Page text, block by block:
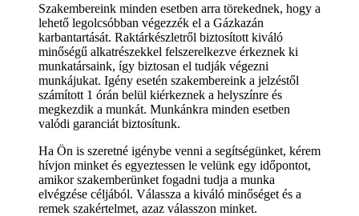
Szakembereink minden esetben arra törekednek, hogy a
lehető legolcsóbban végezzék el a Gázkazán
karbantartását. Raktárkészletről biztosított kiváló
minőségű alkatrészekkel felszerelkezve érkeznek ki
munkatársaink, így biztosan el tudják végezni
munkájukat. Igény esetén szakembereink a jelzéstől
számított 1 órán belül kiérkeznek a helyszínre és
megkezdik a munkát. Munkánkra minden esetben
valódi garanciát biztosítunk.
Ha Ön is szeretné igénybe venni a segítségünket, kérem
hívjon minket és egyeztessen le velünk egy időpontot,
amikor szakemberünket fogadni tudja a munka
elvégzése céljából. Válassza a kiváló minőséget és a
remek szakértelmet, azaz válasszon minket.